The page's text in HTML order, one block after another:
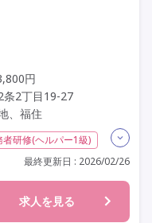
円
条2丁目19-27
、福住
者研修(ヘルパー1級)
残業月20時間以内
学歴不問
年70歳以上
最終更新日 : 2026/02/26
求人を見る